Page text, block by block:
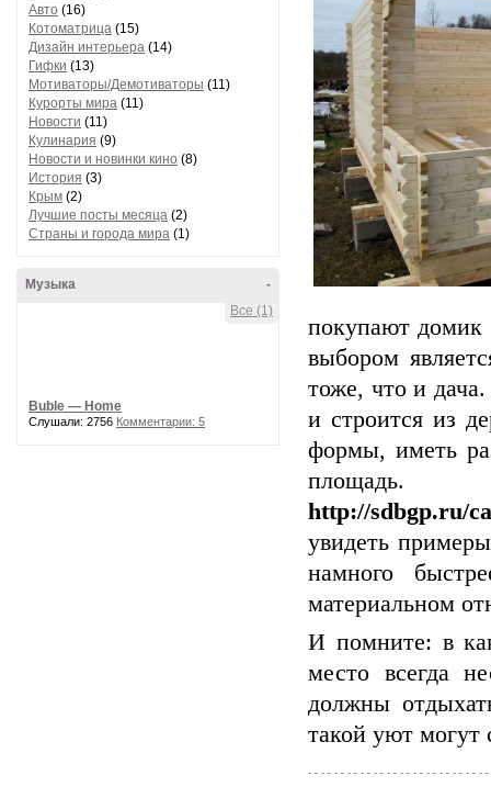
Авто (16)
Котоматрица (15)
Дизайн интерьера (14)
Гифки (13)
Мотиваторы/Демотиваторы (11)
Курорты мира (11)
Новости (11)
Кулинария (9)
Новости и новинки кино (8)
История (3)
Крым (2)
Лучшие посты месяца (2)
Страны и города мира (1)
-
Музыка
Все (1)
Buble — Home
Слушали: 2756 Комментарии: 5
покупают домик
выбором
тоже, что и
и строится из
формы, иметь
http://sdbgp.ru/
увидеть
намного
материальном
И помните: в
место всегда
должны
такой уют могут